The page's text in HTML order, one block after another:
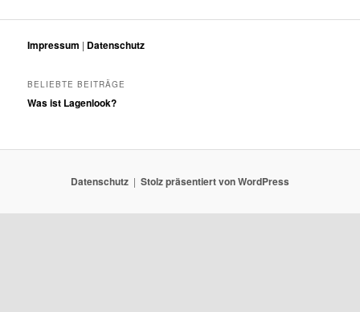
Impressum | Datenschutz
BELIEBTE BEITRÄGE
Was ist Lagenlook?
Datenschutz Stolz präsentiert von WordPress